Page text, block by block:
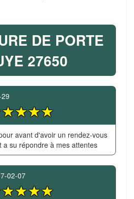
DE PORTE
27650
avant d'avoir un rendez-vous
a su répondre à mes attentes
02-07